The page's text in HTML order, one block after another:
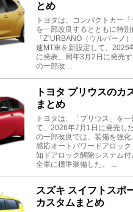
とめ
トヨタは、コンパクトカー「
を一部改良するとともに特別
「Z“URBANO（ウルバーノ
速MT車を新設定して、2026
に発表、同年3月2日に発売
の一部改 ...
トヨタ プリウスのカ
まとめ
トヨタは、「プリウス」を一
て、2026年7月1日に発売し
の一部改良では、装備を強化
感応オートパワードアロック
知ドアロック解除システム付
全車に標準装備した。 ...
スズキ スイフトスポ
カスタムまとめ